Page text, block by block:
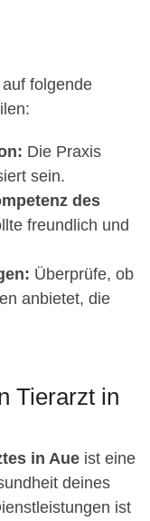
folgende
Die Praxis
sein.
des
freundlich und
Überprüfe, ob
anbietet, die
Tierarzt in
in Aue ist eine
deines
ist